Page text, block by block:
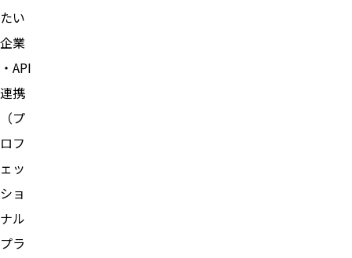
たい
企業
・API
連携
（プ
ロフ
ェッ
ショ
ナル
プラ